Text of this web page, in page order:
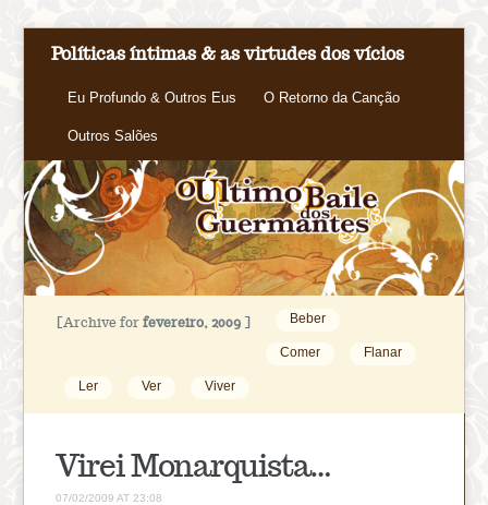
Políticas íntimas & as virtudes dos vícios
Eu Profundo & Outros Eus O Retorno da Canção
Outros Salões
[Archive forfevereiro, 2009 ] Beber
Comer Flanar
Ler Ver Viver
Virei Monarquista…
07/02/2009 AT 23:08